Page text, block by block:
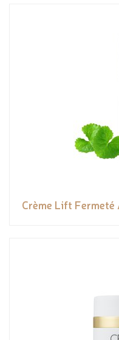
Crème Lift